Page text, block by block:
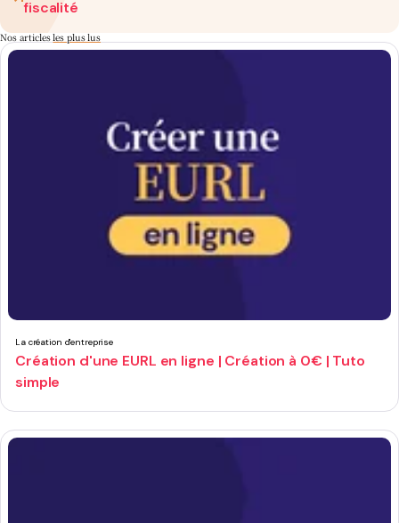
fiscalité
Nos articlesles plus lus
La création d'entreprise
Création d'une EURL en ligne | Création à 0€ | Tuto
simple